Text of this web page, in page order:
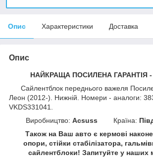
Опис Характеристики Доставка
Опис
НАЙКРАЩА ПОСИЛЕНА ГАРАНТІЯ -
Сайлентблок переднього важеля
Леон (2012-). Нижній. Номери - аналоги:
VKDS331041.
Виробництво: Acsuss Країна:
Також на Ваш авто є кермові
опори, стійки стабілізатора,
сайлентблоки! Запитуйте у наших